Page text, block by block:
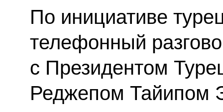
По инициативе
телефонный
с Президентом
Реджепом Тайипом